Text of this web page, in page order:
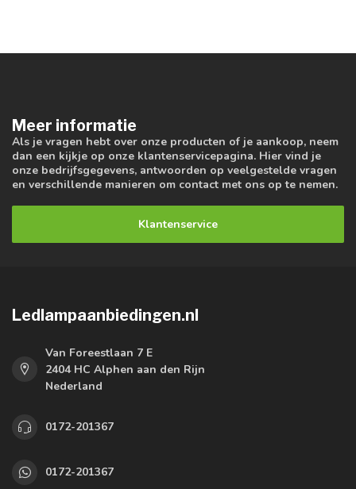
Meer informatie
Als je vragen hebt over onze producten of je aankoop, neem
dan een kijkje op onze klantenservicepagina. Hier vind je
onze bedrijfsgegevens, antwoorden op veelgestelde vragen
en verschillende manieren om contact met ons op te nemen.
Klantenservice
Ledlampaanbiedingen.nl
Van Foreestlaan 7 E
2404 HC Alphen aan den Rijn
Nederland
0172-201367
0172-201367